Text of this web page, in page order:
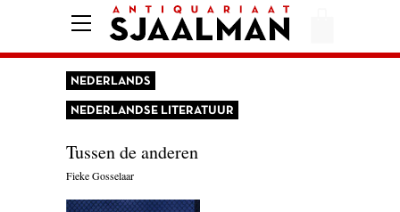
VOORWAARDEN
AANBIEDING
NEDERLANDS
NEDERLANDSE LITERATUUR
Tussen de anderen
Fieke Gosselaar